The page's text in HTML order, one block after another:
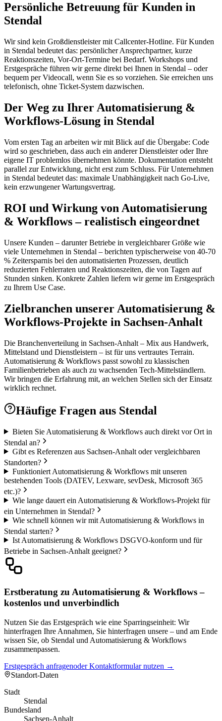
Persönliche Betreuung für Kunden in
Stendal
Wir sind kein Großdienstleister mit Callcenter-Hotline. Für Kunden
in Stendal bedeutet das: persönlicher Ansprechpartner, kurze
Reaktionszeiten, Vor-Ort-Termine bei Bedarf. Workshops und
Erstgespräche führen wir gerne direkt bei Ihnen in Stendal – oder
bequem per Videocall, wenn Sie es so vorziehen. Sie erreichen uns
telefonisch, ohne Ticket-System dazwischen.
Der Weg zu Ihrer Automatisierung &
Workflows-Lösung in Stendal
Vom ersten Tag an arbeiten wir mit Blick auf die Übergabe: Code
wird so geschrieben, dass auch ein anderer Dienstleister oder Ihre
eigene IT problemlos übernehmen könnte. Dokumentation entsteht
parallel zur Entwicklung, nicht erst zum Schluss. Für Unternehmen
in Stendal bedeutet das: maximale Unabhängigkeit nach Go-Live,
kein erzwungener Wartungsvertrag.
ROI und Wirkung von Automatisierung
& Workflows – realistisch eingeordnet
Unsere Kunden – darunter Betriebe in vergleichbarer Größe wie
viele Unternehmen in Stendal – berichten typischerweise von 40-70
% Zeitersparnis bei den automatisierten Prozessen, deutlich
reduzierten Fehlerraten und Reaktionszeiten, die von Tagen auf
Stunden sinken. Konkrete Zahlen liefern wir gerne im Erstgespräch
zu Ihrem Use Case.
Zielbranchen unserer Automatisierung &
Workflows-Projekte in Sachsen-Anhalt
Die Branchenverteilung in Sachsen-Anhalt – Mix aus Handwerk,
Mittelstand und Dienstleistern – ist für uns vertrautes Terrain.
Automatisierung & Workflows passt sowohl zu klassischen
Familienbetrieben als auch zu wachsenden Tech-Mittelständlern.
Wir bringen die Erfahrung mit, an welchen Stellen sich der Einsatz
wirklich rechnet.
Häufige Fragen aus Stendal
Bieten Sie Automatisierung & Workflows auch direkt vor Ort in
Stendal an?
Gibt es Referenzen aus Sachsen-Anhalt oder vergleichbaren
Standorten?
Funktioniert Automatisierung & Workflows mit unseren
bestehenden Tools (DATEV, Lexware, sevDesk, Microsoft 365
etc.)?
Wie lange dauert ein Automatisierung & Workflows-Projekt für
ein Unternehmen in Stendal?
Wie schnell können wir mit Automatisierung & Workflows in
Stendal starten?
Ist Automatisierung & Workflows DSGVO-konform und für
Betriebe in Sachsen-Anhalt geeignet?
Erstberatung zu Automatisierung & Workflows –
kostenlos und unverbindlich
Nutzen Sie das Erstgespräch wie eine Sparringseinheit: Wir
hinterfragen Ihre Annahmen, Sie hinterfragen unsere – und am Ende
wissen Sie, ob Stendal und Automatisierung & Workflows
zusammenpassen.
Erstgespräch anfragenoder Kontaktformular nutzen →
Standort-Daten
Stadt
Stendal
Bundesland
Sachsen-Anhalt